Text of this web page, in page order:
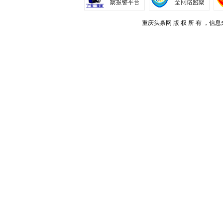
重庆头条网 版 权 所 有 ，信